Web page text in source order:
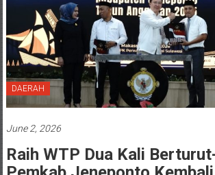
DAERAH
June 2, 2026
Raih WTP Dua Kali